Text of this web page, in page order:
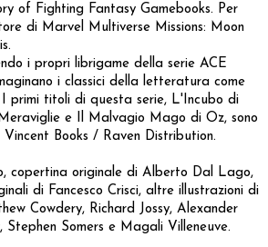
of Fighting Fantasy Gamebooks. Per
di Marvel Multiverse Missions: Moon
i propri librigame della serie ACE
i classici della letteratura come
primi titoli di questa serie, L'Incubo di
e Il Malvagio Mago di Oz, sono
Books / Raven Distribution.
copertina originale di Alberto Dal Lago,
di Fancesco Crisci, altre illustrazioni di
Cowdery, Richard Jossy, Alexander
Stephen Somers e Magali Villeneuve.